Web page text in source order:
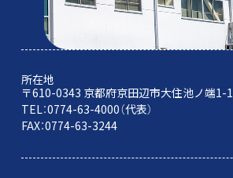
所在地
〒610-0343 京都府京田辺市大住池ノ端1-1
TEL：0774-63-4000（代表）
FAX：0774-63-3244